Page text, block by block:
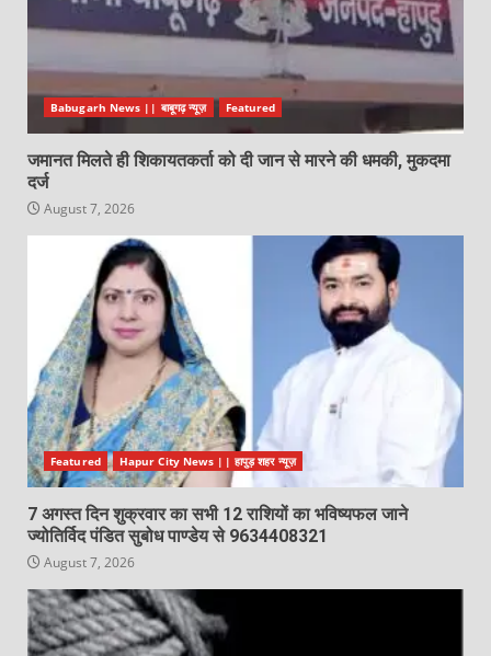
Babugarh News || बाबूगढ़ न्यूज़ Featured
जमानत मिलते ही शिकायतकर्ता को दी जान से मारने की धमकी, मुकदमा
दर्ज
August 7, 2026
Featured Hapur City News || हापुड़ शहर न्यूज़
7 अगस्त दिन शुक्रवार का सभी 12 राशियों का भविष्यफल जाने
ज्योतिर्विद पंडित सुबोध पाण्डेय से 9634408321
August 7, 2026